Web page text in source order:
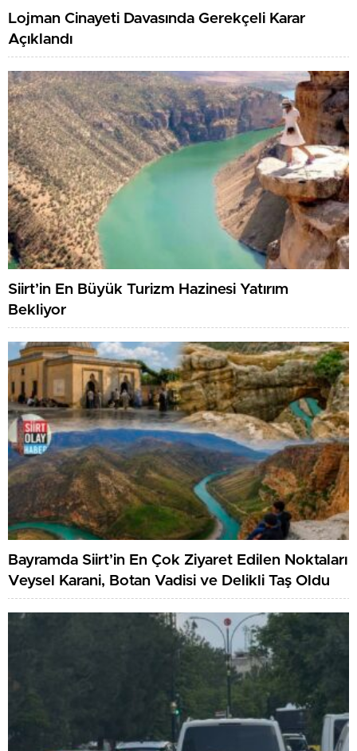
Lojman Cinayeti Davasında Gerekçeli Karar
Açıklandı
Siirt’in En Büyük Turizm Hazinesi Yatırım
Bekliyor
Bayramda Siirt’in En Çok Ziyaret Edilen Noktaları
Veysel Karani, Botan Vadisi ve Delikli Taş Oldu